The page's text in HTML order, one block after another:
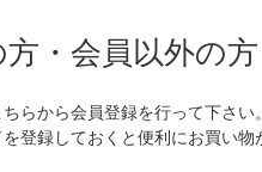
・会員以外の方
らから会員登録を行って下さい。
登録しておくと便利にお買い物